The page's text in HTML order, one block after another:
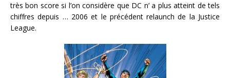
très bon score si l’on considère que DC n’ a plus atteint de tels
chiffres depuis … 2006 et le précédent relaunch de la Justice
League.